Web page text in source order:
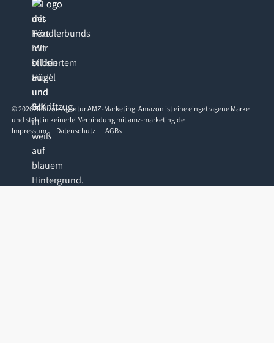
©2026Amazon Agentur AMZ-Marketing. Amazon ist eine eingetragene Marke
und steht in keinerlei Verbindung mit amz-marketing.de
Impressum
Datenschutz AGBs